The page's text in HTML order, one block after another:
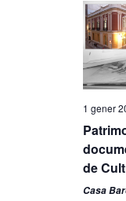
1 gener
de
Casa